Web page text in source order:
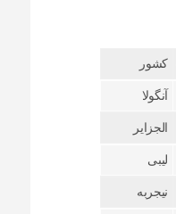
کشور
آنگولا
الجزایر
لیبی
نیجربه